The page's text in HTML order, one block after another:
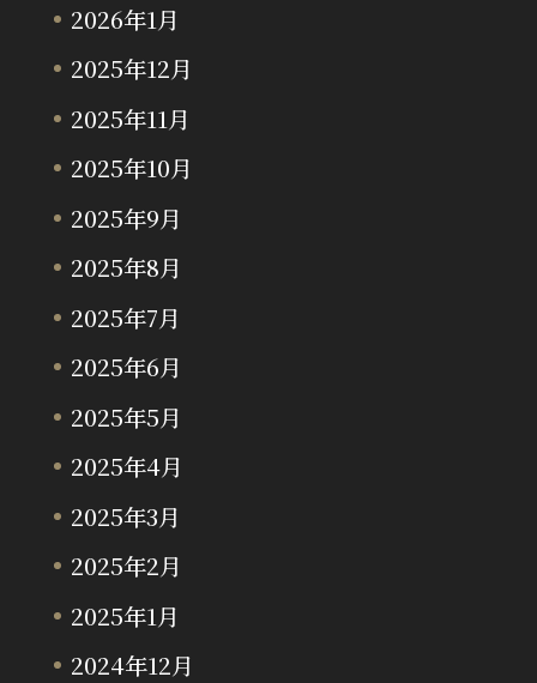
2026年1月
2025年12月
2025年11月
2025年10月
2025年9月
2025年8月
2025年7月
2025年6月
2025年5月
2025年4月
2025年3月
2025年2月
2025年1月
2024年12月